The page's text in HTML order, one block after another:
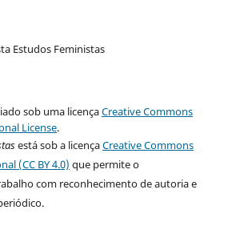
Estudos Feministas
sob uma licençaCreative Commons
License.
está sob a licençaCreative Commons
(CC BY 4.0) que permite o
com reconhecimento de autoria e